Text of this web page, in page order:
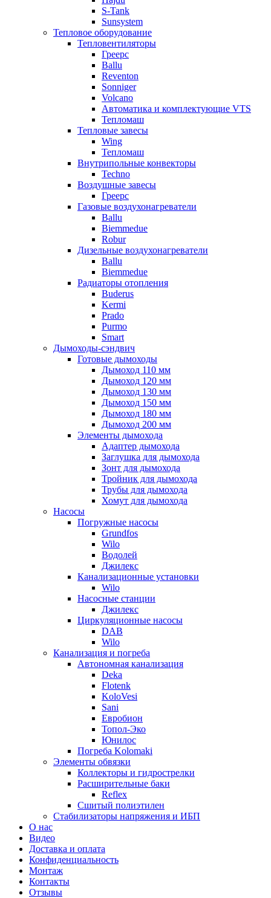
S-Tank
Sunsystem
Тепловое оборудование
Тепловентиляторы
Греерс
Ballu
Reventon
Sonniger
Volcano
Автоматика и комплектующие VTS
Тепломаш
Тепловые завесы
Wing
Тепломаш
Внутрипольные конвекторы
Techno
Воздушные завесы
Греерс
Газовые воздухонагреватели
Ballu
Biemmedue
Robur
Дизельные воздухонагреватели
Ballu
Biemmedue
Радиаторы отопления
Buderus
Kermi
Prado
Purmo
Smart
Дымоходы-сэндвич
Готовые дымоходы
Дымоход 110 мм
Дымоход 120 мм
Дымоход 130 мм
Дымоход 150 мм
Дымоход 180 мм
Дымоход 200 мм
Элементы дымохода
Адаптер дымохода
Заглушка для дымохода
Зонт для дымохода
Тройник для дымохода
Трубы для дымохода
Хомут для дымохода
Насосы
Погружные насосы
Grundfos
Wilo
Водолей
Джилекс
Канализационные установки
Wilo
Насосные станции
Джилекс
Циркуляционные насосы
DAB
Wilo
Канализация и погреба
Автономная канализация
Deka
Flotenk
KoloVesi
Sani
Евробион
Топол-Эко
Юнилос
Погреба Kolomaki
Элементы обвязки
Коллекторы и гидрострелки
Расширительные баки
Reflex
Сшитый полиэтилен
Стабилизаторы напряжения и ИБП
О нас
Видео
Доставка и оплата
Конфиденциальность
Монтаж
Контакты
Отзывы